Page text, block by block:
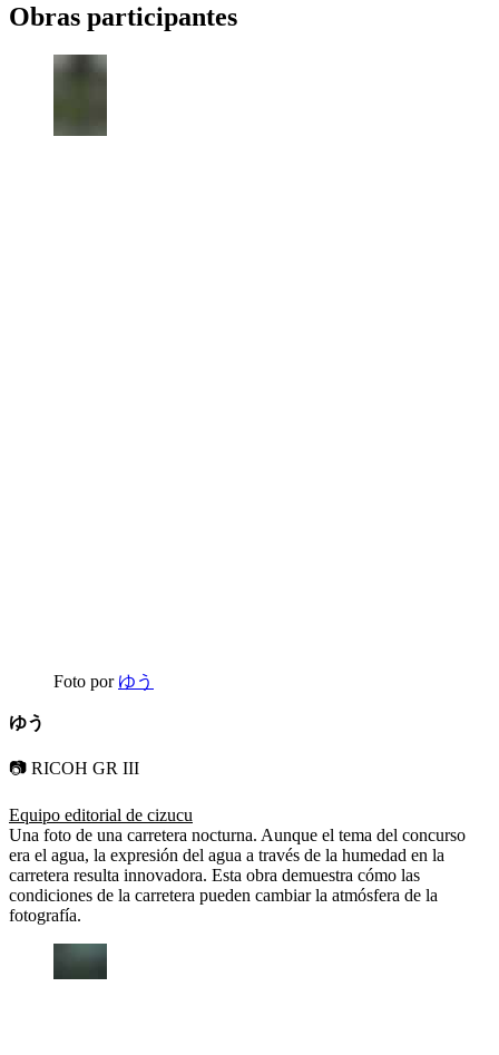
Obras participantes
Foto por ゆう
ゆう
📷 RICOH GR III
Equipo editorial de cizucu
Una foto de una carretera nocturna. Aunque el tema del concurso
era el agua, la expresión del agua a través de la humedad en la
carretera resulta innovadora. Esta obra demuestra cómo las
condiciones de la carretera pueden cambiar la atmósfera de la
fotografía.